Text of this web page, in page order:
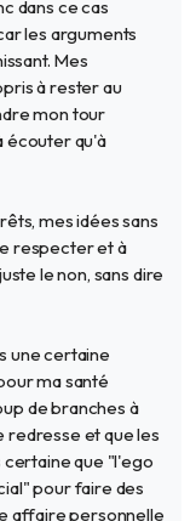
dans ce cas
les arguments
Mes
à rester au
mon tour
écouter qu'à
mes idées sans
respecter et à
le non, sans dire
une certaine
ma santé
de branches à
redresse et que les
certaine que "l'ego
pour faire des
affaire personnelle